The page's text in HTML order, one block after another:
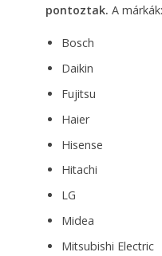
pontoztak. A márkák:
Bosch
Daikin
Fujitsu
Haier
Hisense
Hitachi
LG
Midea
Mitsubishi Electric